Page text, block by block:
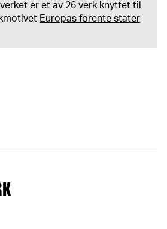
verket er et av 26 verk knyttet til
Europas forente stater